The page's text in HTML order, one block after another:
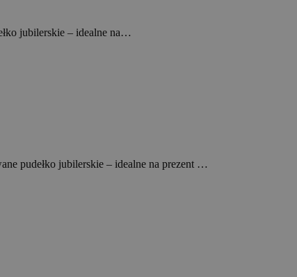
jubilerskie – idealne na…
pudełko jubilerskie – idealne na prezent …